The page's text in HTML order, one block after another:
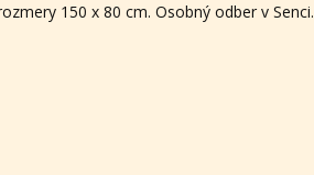
150 x 80 cm. Osobný odber v Senci.